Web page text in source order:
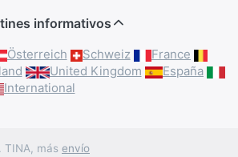
informativos
Österreich Schweiz
France
United Kingdom
España
International
TINA, más envío